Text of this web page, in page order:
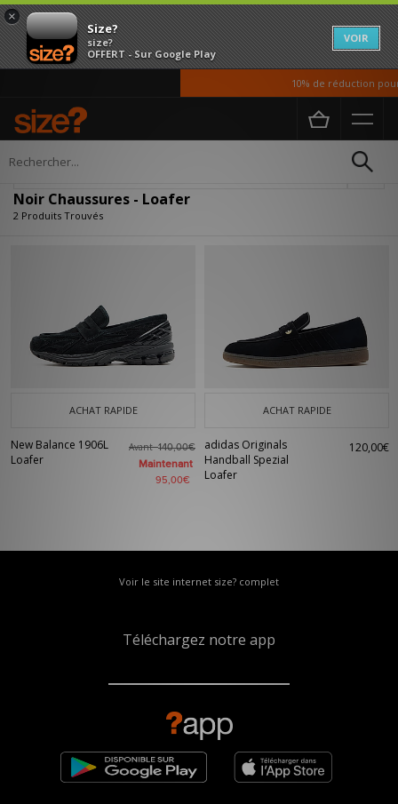
×
Size?
size?
OFFERT - Sur Google Play
VOIR
10% de réduction pour
Accueil Homme
Noir Chaussures - Loafer
2 Produits Trouvés
ACHAT RAPIDE
New Balance 1906L
Loafer
Avant140,00€
Maintenant
95,00€
ACHAT RAPIDE
adidas Originals
Handball Spezial
Loafer
120,00€
Voir le site internet size? complet
Téléchargez notre app